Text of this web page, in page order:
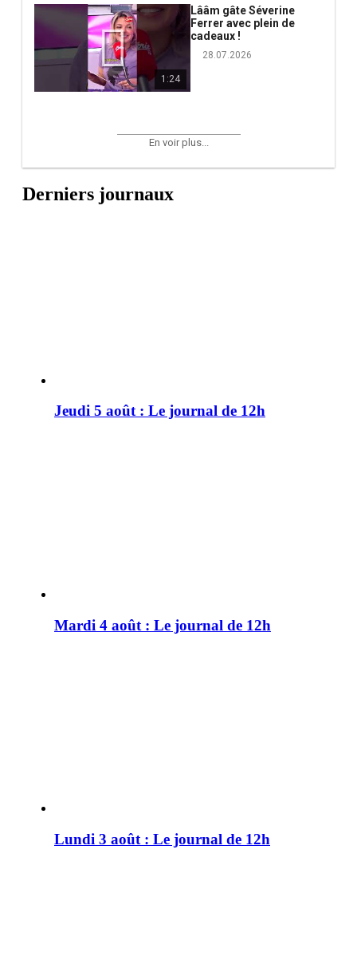
1:24
Lââm gâte Séverine
Ferrer avec plein de
cadeaux !
28.07.2026
En voir plus...
Derniers journaux
Jeudi 5 août : Le journal de 12h
Mardi 4 août : Le journal de 12h
Lundi 3 août : Le journal de 12h